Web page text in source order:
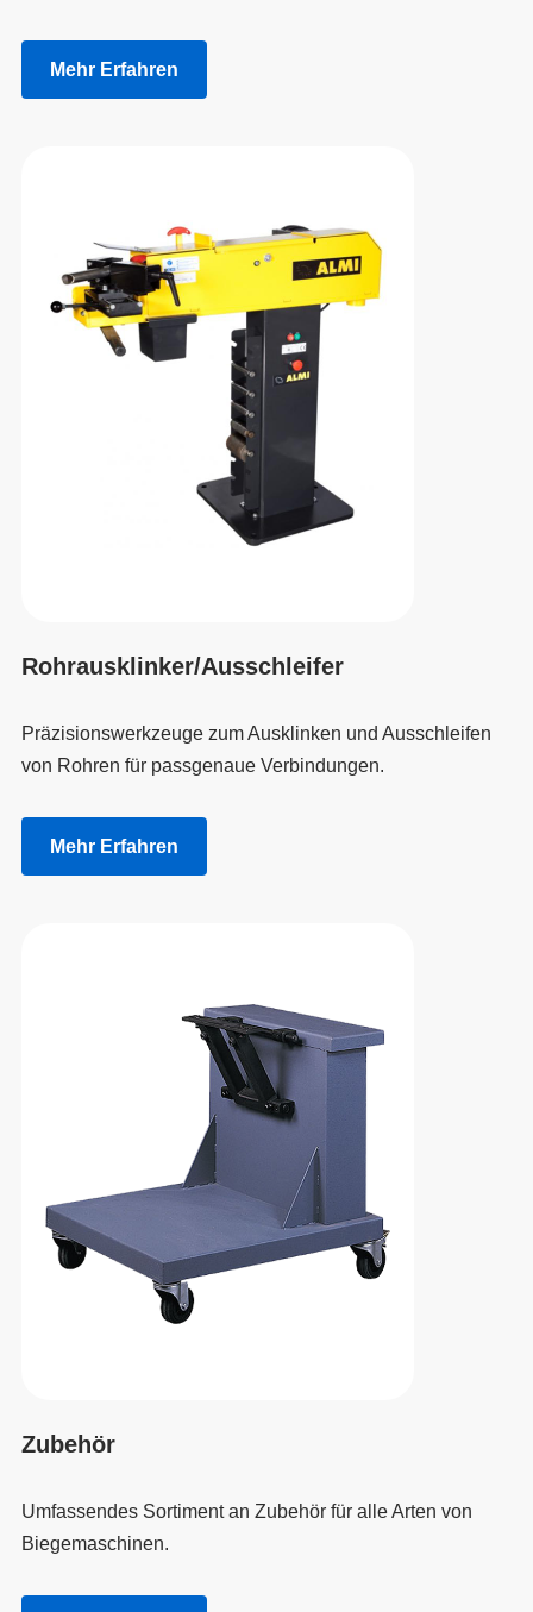
Mehr Erfahren
Rohrausklinker/Ausschleifer
Präzisionswerkzeuge zum Ausklinken und Ausschleifen
von Rohren für passgenaue Verbindungen.
Mehr Erfahren
Zubehör
Umfassendes Sortiment an Zubehör für alle Arten von
Biegemaschinen.